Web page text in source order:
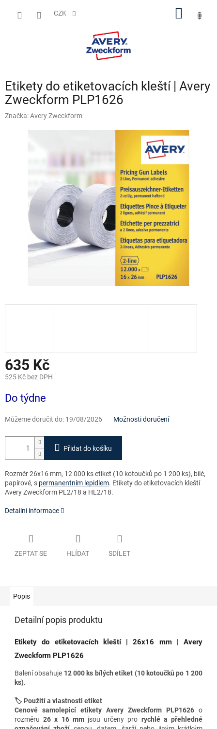
CZK
Etikety do etiketovacích kleští | Avery
Zweckform PLP1626
Značka:Avery Zweckform
635 Kč
525 Kč bez DPH
cena:
Do týdne
Můžeme doručit do: 19/08/2026 Možnosti doručení
Přidat do košíku
Rozměr 26x16 mm, 12 000 ks etiket (10 kotoučků po 1 200 ks), bílé,
papírové, s permanentním lepidlem. Etikety do etiketovacích kleští
Avery Zweckform PL2/18 a HL2/18.
Detailní informace
ZEPTAT SE HLÍDAT SDÍLET
Popis
Detailní popis produktu
Etikety do etiketovacích kleští | 26x16 mm | Avery
Zweckform PLP1626
Balení obsahuje 12 000 ks bílých etiket (10 kotoučků po 1 200
ks).
🏷️ Použití a vlastnosti etiket
Cenové samolepicí etikety Avery Zweckform PLP1626 o
rozměru26 x 16 mmjsou určeny pro rychlé a přehledné